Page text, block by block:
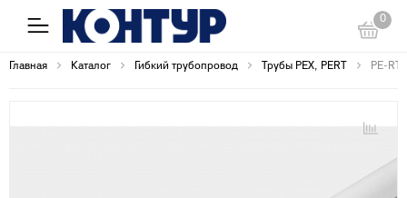
0
Главная Каталог Гибкий трубопровод Трубы PEX, PERT PE-RT